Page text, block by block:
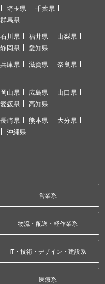
埼玉県
千葉県
群馬県
石川県 福井県
山梨県
静岡県 愛知県
兵庫県 滋賀県
奈良県
岡山県 広島県
山口県
愛媛県 高知県
長崎県 熊本県
大分県
沖縄県
営業系
物流・配送・軽作業系
IT・技術・デザイン・建設系
医療系